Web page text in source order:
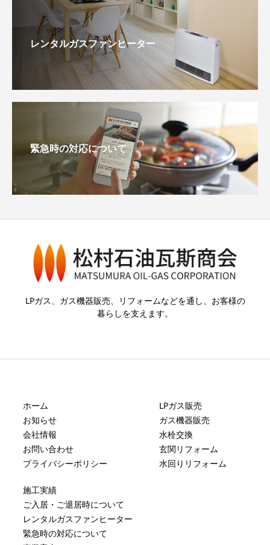
レンタルガスファンヒーター
緊急時の対応について
LPガス、ガス機器販売、リフォームなどを通し、お客様の
暮らしを支えます。
ホーム
お知らせ
会社情報
お問い合わせ
プライバシーポリシー
LPガス販売
ガス機器販売
水栓交換
玄関リフォーム
水回りリフォーム
施工実績
ご入居・ご退居時について
レンタルガスファンヒーター
緊急時の対応について